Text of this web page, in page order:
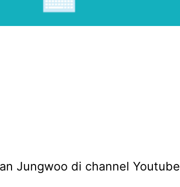
Jungwoo di channel Youtube